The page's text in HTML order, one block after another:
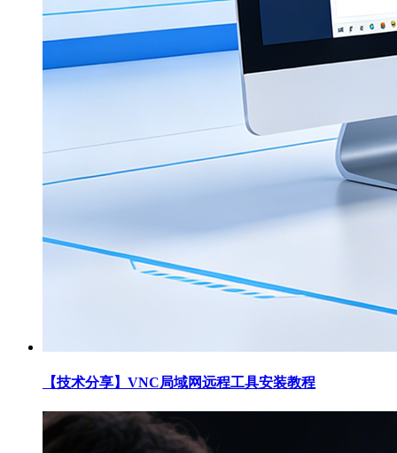
【技术分享】VNC局域网远程工具安装教程